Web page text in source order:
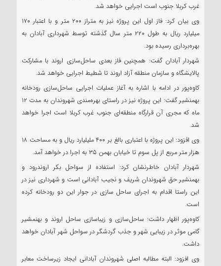
غرب کربلا جنوب است اجرایی خواهد شد.
وی بیان کرد: فاز اول این پروژه نیز به متراز ۲۰۰ متر و با اعتبار ۱۷۰
میلیارد ریال به طول ۲۲۰ متر سال گذشته توسط شهرداری آبادان به
بهره‌برداری رسیده بود.
شهردار آبادان گفت: همچنین فاز بعدی ساحل‌سازی اروند با مشارکت
پالایشگاه و سازمان منطقه آزاد اروند تا شطیط اجرایی خواهد شد.
کاوه‌پور در ادامه با اشاره به آغاز عملیات اجرایی ساحل‌سازی رودخانه
بهمنشیر گفت: این پروژه نیز در راستای بهره‌مندی شهروندان به مدت ۱۲
ماه که مجری آن قرارگاه منطقه‌ای جنوب غرب کربلا است اجرا خواهد
شد.
وی افزود: این پروژه با اعتباری بالغ بر ۴۰۰ ملیلیارد ریال و به مساحت ۱۸
هزار متر مربع از پل سوم تا خیابان بهمن ۳۵ به اجرا در خواهد آمد.
شهردار آبادان خاطرنشان کرد: استفاده از سواحل بکر اروندرود و
بهمنشیر حق شهروندان شریف و نجیب آبادانی است و شهرداری نیز در
این راستا اقدام به اجرای ساحل سازی در جوار این دو رودخانه کرده
است.
کاوه‌پور اظهار داشت: ساحل‌سازی و زیباسازی ساحل اروند و بهنمشیر
گامی موثر در زیبایی شهر و جذب گردشگر در سواحل شهر آبادان خواهد
داشت.
وی افزود: البته مطالبه اصلی شهروندان آبادانی ایجاد زیرساخت معابر